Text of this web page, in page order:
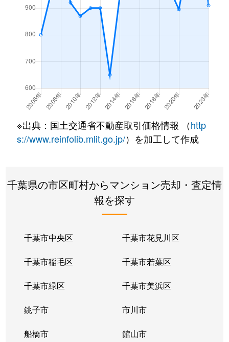
※出典：国土交通省不動産取引価格情報 （http
s://www.reinfolib.mlit.go.jp/）を加工して作成
千葉県の市区町村からマンション売却・査定情
報を探す
千葉市中央区 千葉市花見川区
千葉市稲毛区 千葉市若葉区
千葉市緑区 千葉市美浜区
銚子市 市川市
船橋市 館山市